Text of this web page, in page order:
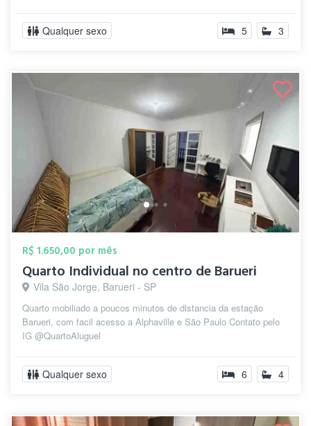
Qualquer sexo 5 3
R$ 1.650,00 por mês
Quarto Individual no centro de Barueri
Vila São Jorge, Barueri - SP
Quarto mobiliado a poucos minutos de distancia da estação
Barueri, com facil acesso a Alphaville e São Paulo Contato pelo
IG @QuartoAluguel
Qualquer sexo 6 4